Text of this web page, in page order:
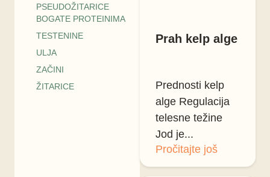
PSEUDOŽITARICE
BOGATE PROTEINIMA
TESTENINE
ULJA
ZAČINI
ŽITARICE
Prah kelp alge
Prednosti kelp
alge Regulacija
telesne težine
Jod je...
Pročitajte još